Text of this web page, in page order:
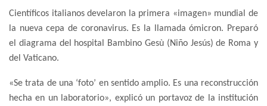
Científicos italianos develaron la primera «imagen» mundial de
la nueva cepa de coronavirus. Es la llamada ómicron. Preparó
el diagrama del hospital Bambino Gesù (Niño Jesús) de Roma y
del Vaticano.
«Se trata de una ‘foto’ en sentido amplio. Es una reconstrucción
hecha en un laboratorio», explicó un portavoz de la institución